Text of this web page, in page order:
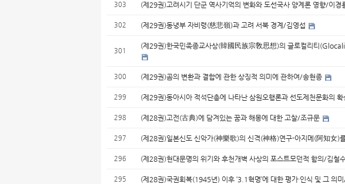
303 (제29권)고려시기 단군 역사기억의 변화와 도선국사 양계론 영향/이경
302 (제29권)동녕부 자비령(慈悲嶺)과 고려 서북 경계/김영섭
301
(제29권)한국민족종교사상(韓國民族宗敎思想)의 글로컬리티
300 (제29권)곰의 변환과 결합에 관한 상징적 의미에 관하여/송현종
299 (제29권)동아시아 적석단총에 나타난 삼원오행론과 선도제천문화의 확
298 (제28권)고전(古典)에 담겨있는 꿈과 해몽에 대한 고찰/조규문
297 (제28권)일본신도 신악가(神樂歌)의 신격(神格)연구-아지메(阿知女)
296 (제28권)현대문명의 위기와 후천개벽 사상의 포스트모던적 함의/김철
295 (제28권)국권회복(1945년) 이후 ‘3.1혁명’에 대한 평가·인식 및 그 의